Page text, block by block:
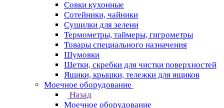
Совки кухонные
Сотейники, чайники
Сушилки для зелени
Термометры, таймеры, гигрометры
Товары специального назначения
Шумовки
Щетки, скребки для чистки поверхностей
Ящики, крышки, тележки для ящиков
Моечное оборудование
Назад
Моечное оборудование